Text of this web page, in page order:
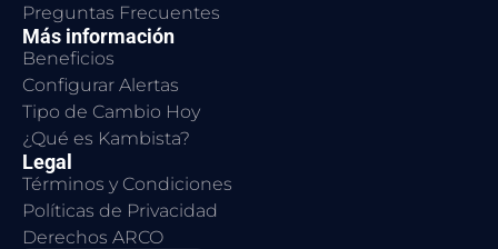
Preguntas Frecuentes
Más información
Beneficios
Configurar Alertas
Tipo de Cambio Hoy
¿Qué es Kambista?
Legal
Términos y Condiciones
Políticas de Privacidad
Derechos ARCO